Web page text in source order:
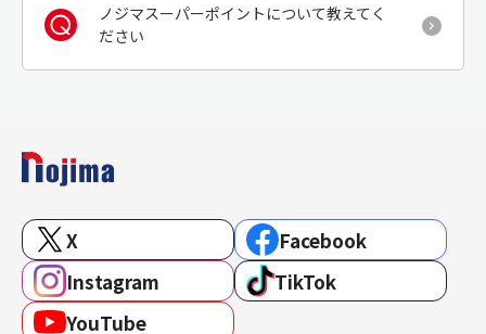
ノジマスーパーポイントについて教えてく
ださい
X
Facebook
Instagram
TikTok
YouTube